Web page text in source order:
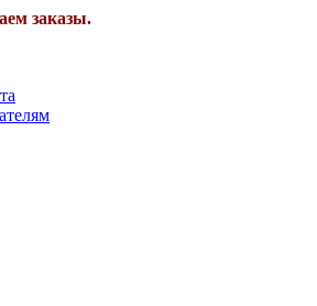
заказы.